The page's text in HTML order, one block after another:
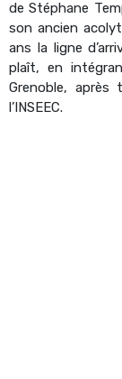
de Stéphane
son ancien
ans la ligne
plaît, en
Grenoble, après
l’INSEEC.